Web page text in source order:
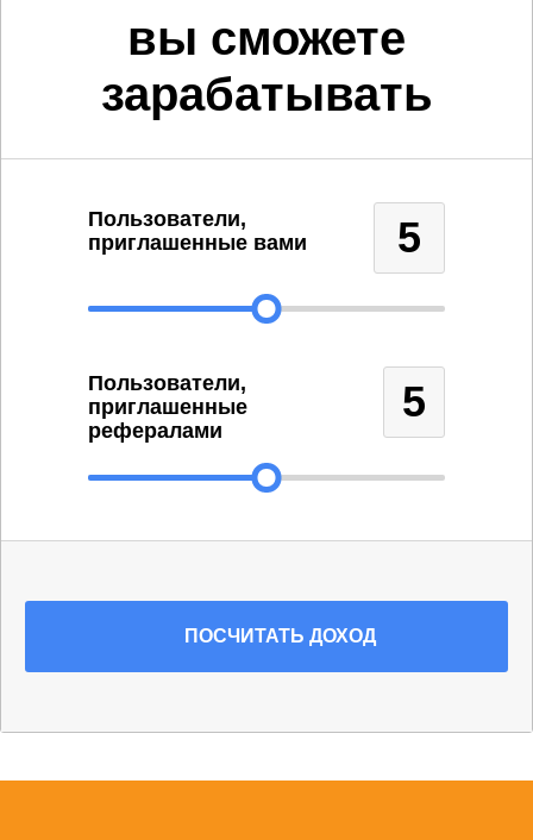
вы сможете
зарабатывать
Пользователи,
приглашенные вами
5
Пользователи,
приглашенные
рефералами
5
ПОСЧИТАТЬ ДОХОД